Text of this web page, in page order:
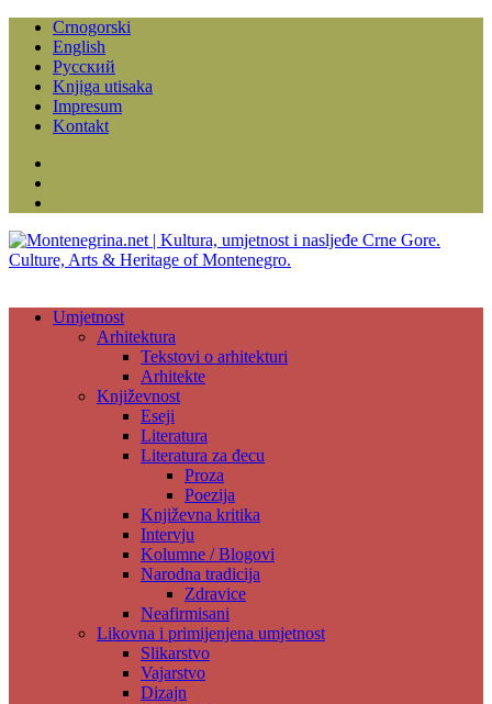
Crnogorski
English
Русский
Knjiga utisaka
Impresum
Kontakt
Umjetnost
Arhitektura
Tekstovi o arhitekturi
Arhitekte
Književnost
Eseji
Literatura
Literatura za đecu
Proza
Poezija
Književna kritika
Intervju
Kolumne / Blogovi
Narodna tradicija
Zdravice
Neafirmisani
Likovna i primijenjena umjetnost
Slikarstvo
Vajarstvo
Dizajn